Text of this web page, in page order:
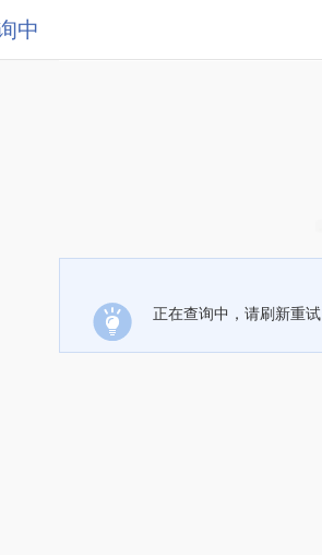
中
正在查询中，请刷新重试